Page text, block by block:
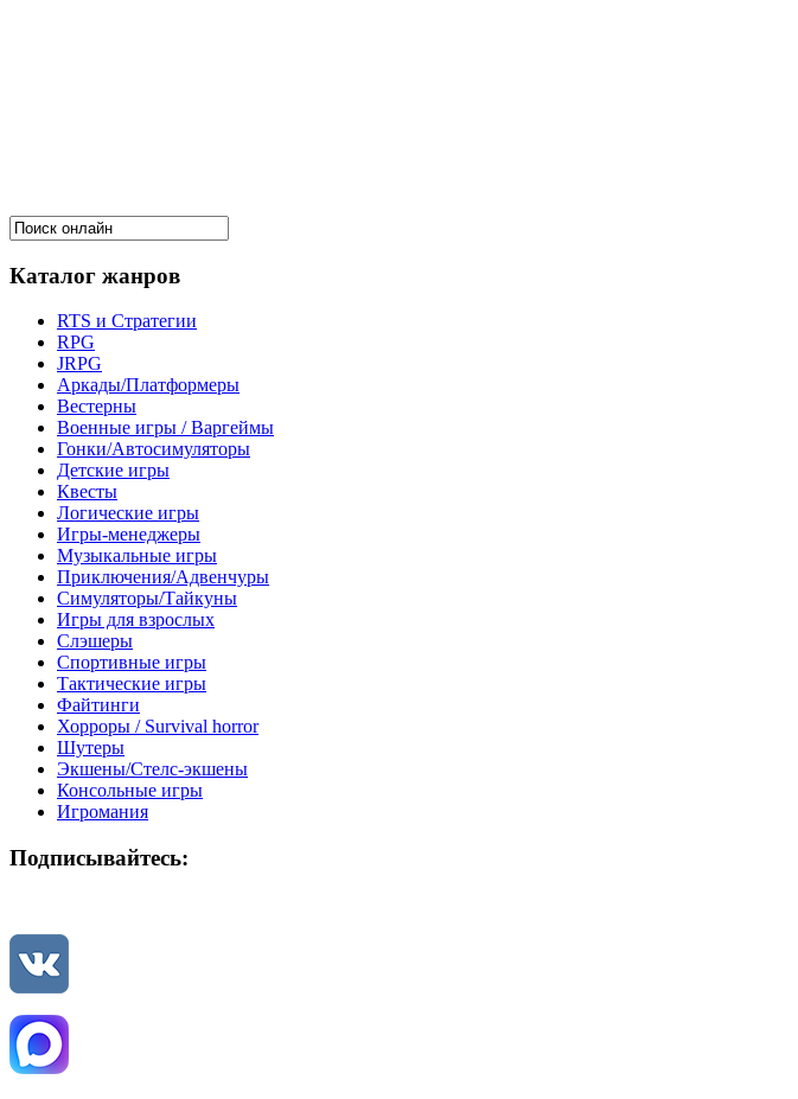
Каталог жанров
RTS и Стратегии
RPG
JRPG
Аркады/Платформеры
Вестерны
Военные игры / Варгеймы
Гонки/Автосимуляторы
Детские игры
Квесты
Логические игры
Игры-менеджеры
Музыкальные игры
Приключения/Адвенчуры
Симуляторы/Тайкуны
Игры для взрослых
Слэшеры
Спортивные игры
Тактические игры
Файтинги
Хорроры / Survival horror
Шутеры
Экшены/Стелс-экшены
Консольные игры
Игромания
Подписывайтесь: